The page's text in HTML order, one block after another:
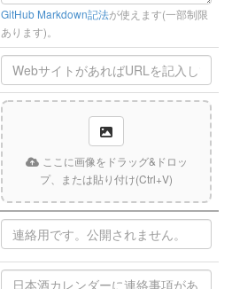
GitHub Markdown記法が使えます(一部制限
あります)。
ここに画像をドラッグ&ドロッ
プ、または貼り付け(Ctrl+V)